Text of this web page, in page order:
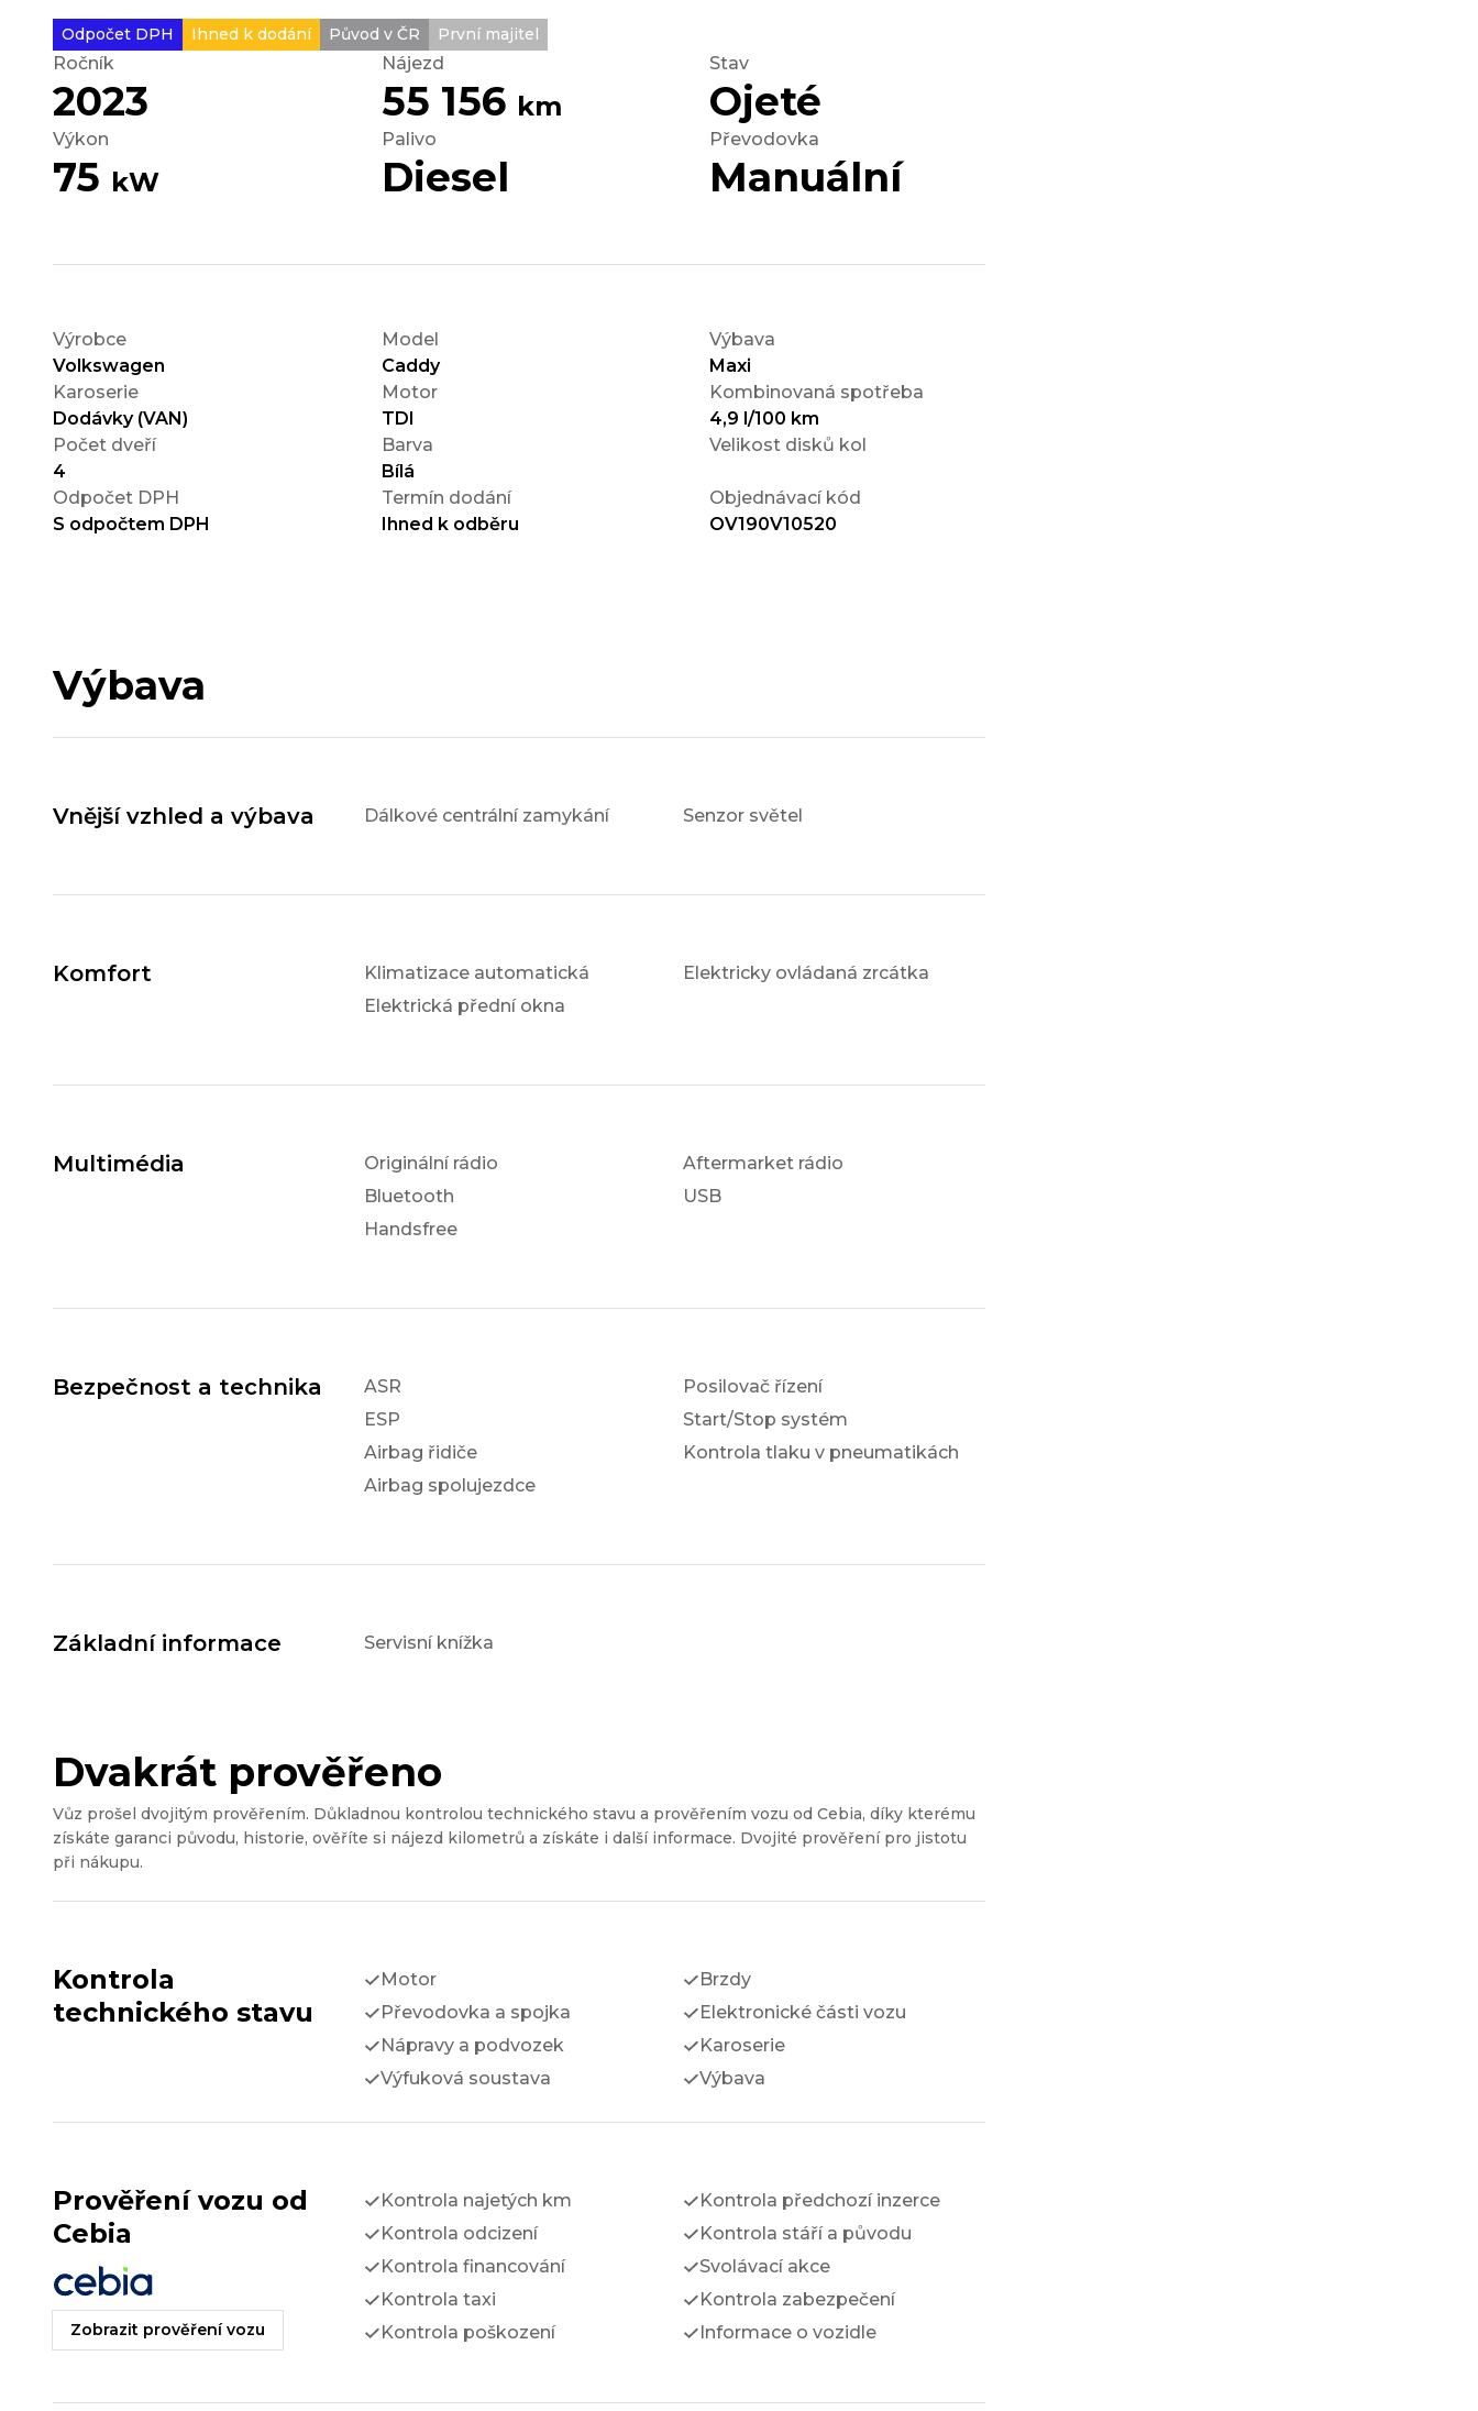
Odpočet DPH Ihned k dodání Původ v ČR První majitel
Ročník
2023
Nájezd
55 156 km
Stav
Ojeté
Výkon
75 kW
Palivo
Diesel
Převodovka
Manuální
Výrobce
Volkswagen
Model
Caddy
Výbava
Maxi
Karoserie
Dodávky (VAN)
Motor
TDI
Kombinovaná spotřeba
4,9 l/100 km
Počet dveří
4
Barva
Bílá
Velikost disků kol
Odpočet DPH
S odpočtem DPH
Termín dodání
Ihned k odběru
Objednávací kód
OV190V10520
Výbava
Vnější vzhled a výbava Dálkové centrální zamykání Senzor světel
Komfort
Klimatizace automatická
Elektrická přední okna
Elektricky ovládaná zrcátka
Multimédia
Originální rádio
Bluetooth
Handsfree
Aftermarket rádio
USB
Bezpečnost a technika
ASR
ESP
Airbag řidiče
Airbag spolujezdce
Posilovač řízení
Start/Stop systém
Kontrola tlaku v pneumatikách
Základní informace Servisní knížka
Dvakrát prověřeno
Vůz prošel dvojitým prověřením. Důkladnou kontrolou technického stavu a prověřením vozu od Cebia, díky kterému
získáte garanci původu, historie, ověříte si nájezd kilometrů a získáte i další informace. Dvojité prověření pro jistotu
při nákupu.
Kontrola
technického stavu
Motor
Převodovka a spojka
Nápravy a podvozek
Výfuková soustava
Brzdy
Elektronické části vozu
Karoserie
Výbava
Prověření vozu od
Cebia
Zobrazit prověření vozu
Kontrola najetých km
Kontrola odcizení
Kontrola financování
Kontrola taxi
Kontrola poškození
Kontrola předchozí inzerce
Kontrola stáří a původu
Svolávací akce
Kontrola zabezpečení
Informace o vozidle